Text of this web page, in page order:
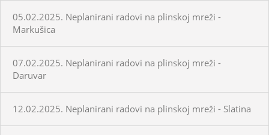
05.02.2025. Neplanirani radovi na plinskoj mreži -
Markušica
07.02.2025. Neplanirani radovi na plinskoj mreži -
Daruvar
12.02.2025. Neplanirani radovi na plinskoj mreži - Slatina